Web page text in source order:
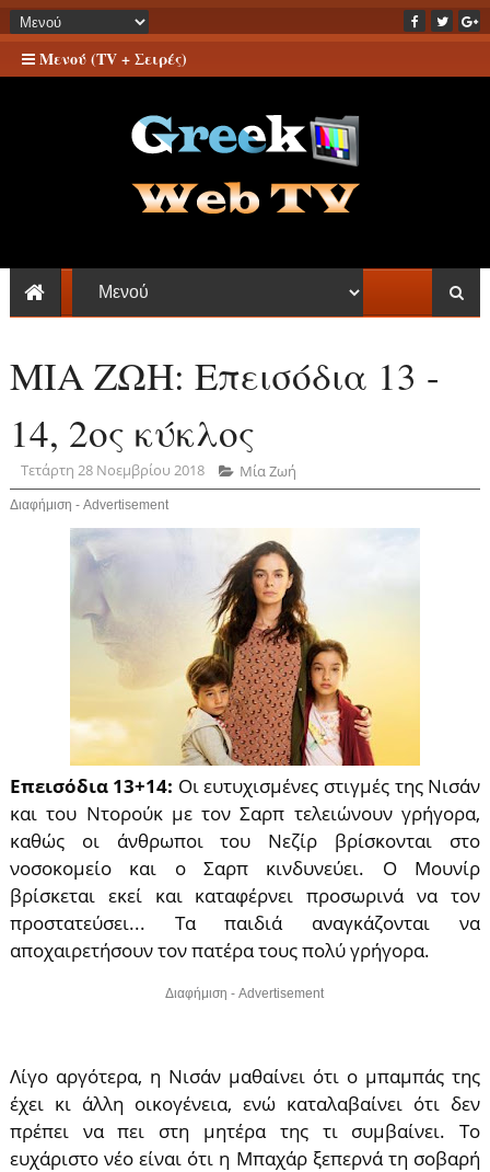
Μενού (TV + Σειρές)
ΜΙΑ ΖΩΗ: Επεισόδια 13 -
14, 2ος κύκλος
Τετάρτη 28 Νοεμβρίου 2018 Μία Ζωή
Διαφήμιση - Advertisement
Επεισόδια 13+14: Οι ευτυχισμένες στιγμές της Νισάν
και του Ντορούκ με τον Σαρπ τελειώνουν γρήγορα,
καθώς οι άνθρωποι του Νεζίρ βρίσκονται στο
νοσοκομείο και ο Σαρπ κινδυνεύει. Ο Μουνίρ
βρίσκεται εκεί και καταφέρνει προσωρινά να τον
προστατεύσει... Τα παιδιά αναγκάζονται να
αποχαιρετήσουν τον πατέρα τους πολύ γρήγορα.
Διαφήμιση - Advertisement
Λίγο αργότερα, η Νισάν μαθαίνει ότι ο μπαμπάς της
έχει κι άλλη οικογένεια, ενώ καταλαβαίνει ότι δεν
πρέπει να πει στη μητέρα της τι συμβαίνει. Το
ευχάριστο νέο είναι ότι η Μπαχάρ ξεπερνά τη σοβαρή